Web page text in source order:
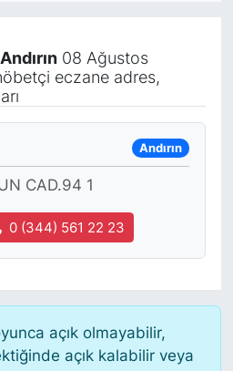
Andırın08 Ağustos
eczane adres,
Andırın
CAD.94 1
0 (344) 561 22 23
açık olmayabilir,
açık kalabilir veya